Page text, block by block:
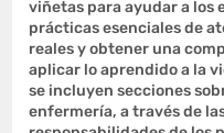
viñetas para ayudar a los
prácticas esenciales de
reales y obtener una
aplicar lo aprendido a la
se incluyen secciones
enfermería, a través de